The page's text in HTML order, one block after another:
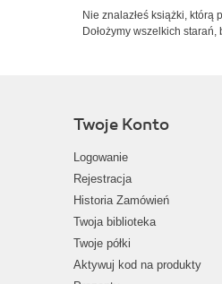
Nie znalazłeś książki,
Dołożymy wszelkich
Twoje Konto
Logowanie
Rejestracja
Historia Zamówień
Twoja biblioteka
Twoje półki
Aktywuj kod na produkty